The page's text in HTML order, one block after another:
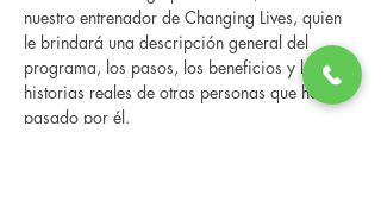
nuestro entrenador de Changing Lives, quien
le brindará una descripción general del
programa, los pasos, los beneficios y las
historias reales de otras personas que han
pasado por él.